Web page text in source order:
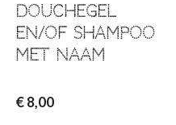
douchegel
en/of shampoo
met naam
€ 8,00